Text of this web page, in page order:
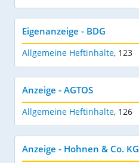
Eigenanzeige - BDG
Allgemeine Heftinhalte, 123
Anzeige - AGTOS
Allgemeine Heftinhalte, 126
Anzeige - Hohnen & Co. KG